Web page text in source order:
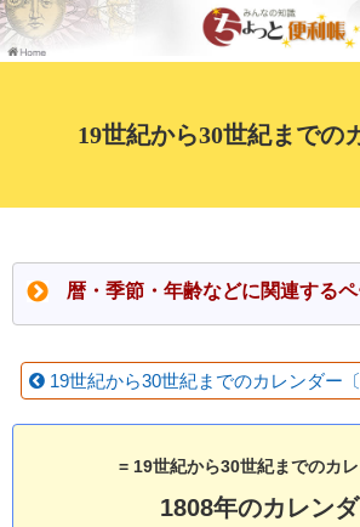
19世紀から30世紀までの
暦・季節・年齢などに関連する
19世紀から30世紀までのカレンダー〔
= 19世紀から30世紀までのカ
1808年のカレン